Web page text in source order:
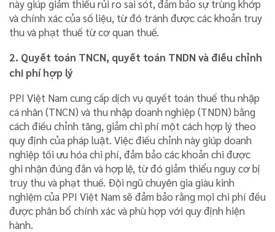
này giúp giảm thiểu rủi ro sai sót, đảm bảo sự trùng khớp
và chính xác của số liệu, từ đó tránh được các khoản truy
thu và phạt thuế từ cơ quan thuế.
2. Quyết toán TNCN, quyết toán TNDN và điều chỉnh
chi phí hợp lý
PPI Việt Nam cung cấp dịch vụ quyết toán thuế thu nhập
cá nhân (TNCN) và thu nhập doanh nghiệp (TNDN) bằng
cách điều chỉnh tăng, giảm chi phí một cách hợp lý theo
quy định của pháp luật. Việc điều chỉnh này giúp doanh
nghiệp tối ưu hóa chi phí, đảm bảo các khoản chi được
ghi nhận đúng đắn và hợp lệ, từ đó giảm thiểu nguy cơ bị
truy thu và phạt thuế. Đội ngũ chuyên gia giàu kinh
nghiệm của PPI Việt Nam sẽ đảm bảo rằng mọi chi phí đều
được phân bổ chính xác và phù hợp với quy định hiện
hành.